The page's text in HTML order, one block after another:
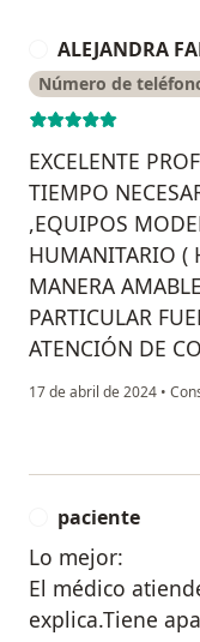
ALEJANDRA
Número de
EXCELENTE
TIEMPO
,EQUIPOS
HUMANITARIO (
MANERA
PARTICULAR
ATENCIÓN DE
17 de abril de 2024 •
paciente
Lo mejor:
El médico
explica.Tiene